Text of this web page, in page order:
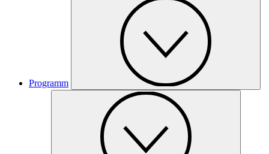
Programm